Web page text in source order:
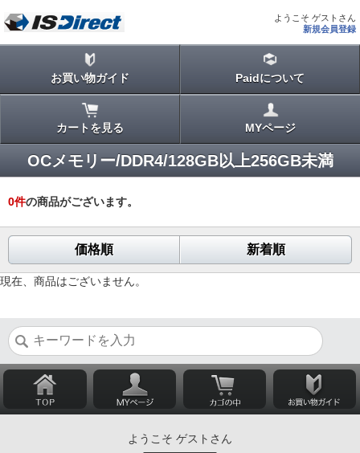
ようこそ ゲストさん
新規会員登録
お買い物ガイド Paidについて
カートを見る MYページ
OCメモリー/DDR4/128GB以上256GB未満
0件の商品がございます。
価格順 新着順
現在、商品はございません。
ようこそ ゲストさん